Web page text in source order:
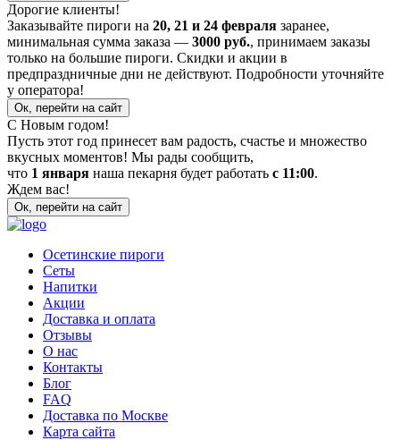
Дорогие клиенты!
Заказывайте пироги на 20, 21 и 24 февраля заранее,
минимальная сумма заказа — 3000 руб., принимаем заказы
только на большие пироги. Скидки и акции в
предпраздничные дни не действуют. Подробности уточняйте
у оператора!
Ок, перейти на сайт
С Новым годом!
Пусть этот год принесет вам радость, счастье и множество
вкусных моментов! Мы рады сообщить,
что 1 января наша пекарня будет работать с 11:00.
Ждем вас!
Ок, перейти на сайт
Осетинские пироги
Сеты
Напитки
Акции
Доставка и оплата
Отзывы
О нас
Контакты
Блог
FAQ
Доставка по Москве
Карта сайта